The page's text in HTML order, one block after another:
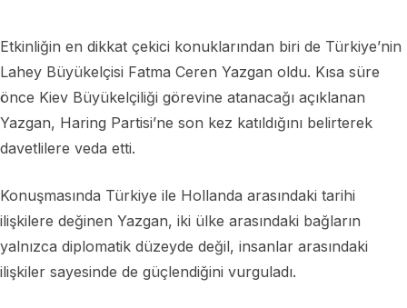
Etkinliğin en dikkat çekici konuklarından biri de Türkiye’nin
Lahey Büyükelçisi Fatma Ceren Yazgan oldu. Kısa süre
önce Kiev Büyükelçiliği görevine atanacağı açıklanan
Yazgan, Haring Partisi’ne son kez katıldığını belirterek
davetlilere veda etti.
Konuşmasında Türkiye ile Hollanda arasındaki tarihi
ilişkilere değinen Yazgan, iki ülke arasındaki bağların
yalnızca diplomatik düzeyde değil, insanlar arasındaki
ilişkiler sayesinde de güçlendiğini vurguladı.